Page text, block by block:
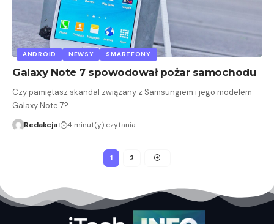
ANDROID NEWSY SMARTFONY
Galaxy Note 7 spowodował pożar samochodu
Czy pamiętasz skandal związany z Samsungiem i jego modelem
Galaxy Note 7?…
Redakcja 4 minut(y) czytania
1 2